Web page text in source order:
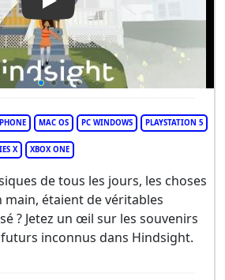
Play Video: Hindsight
MAC OS PC WINDOWS PLAYSTATION 5
X XBOX ONE
de tous les jours, les choses
main, étaient de véritables
? Jetez un œil sur les souvenirs
inconnus dans Hindsight.